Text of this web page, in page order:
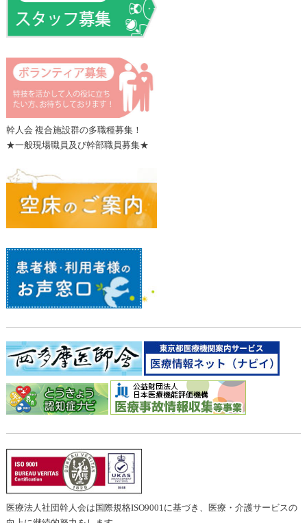
幹人会 複合施設群の多職種募集！
★一般現場職員及び幹部職員募集★
医療法人社団幹人会は国際規格ISO9001に基づき、医療・介護サービスの